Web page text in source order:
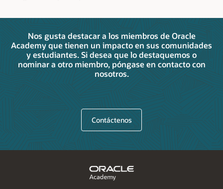
Nos gusta destacar a los miembros de Oracle
Academy que tienen un impacto en sus comunidades
y estudiantes. Si desea que lo destaquemos o
nominar a otro miembro, póngase en contacto con
nosotros.
Contáctenos